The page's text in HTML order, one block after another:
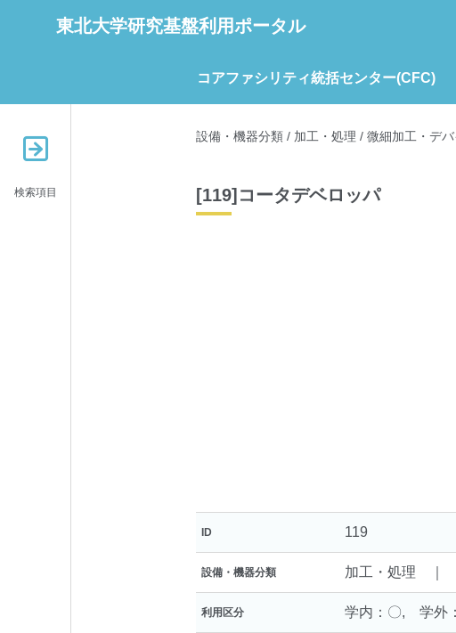
東北大学研究基盤利用ポータル
コアファシリティ統括センター(CFC)
検索項目
設備・機器分類 / 加工・処理 / 微細加工・デ
[119]コータデベロッパ
ID 119
設備・機器分類 加工・処理 ｜
利用区分 学内：〇, 学外